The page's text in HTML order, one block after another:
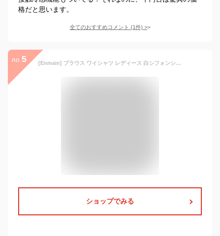
格だと思います。
全てのおすすめコメント (1件) >
no. 5 [Enmain] ブラウス ワイシャツ レディース 白シフォンシャツ ブラウス 半袖 オフィス 通勤 きれいめ かわいい カジュアル おしゃれ ファッション
ショップでみる